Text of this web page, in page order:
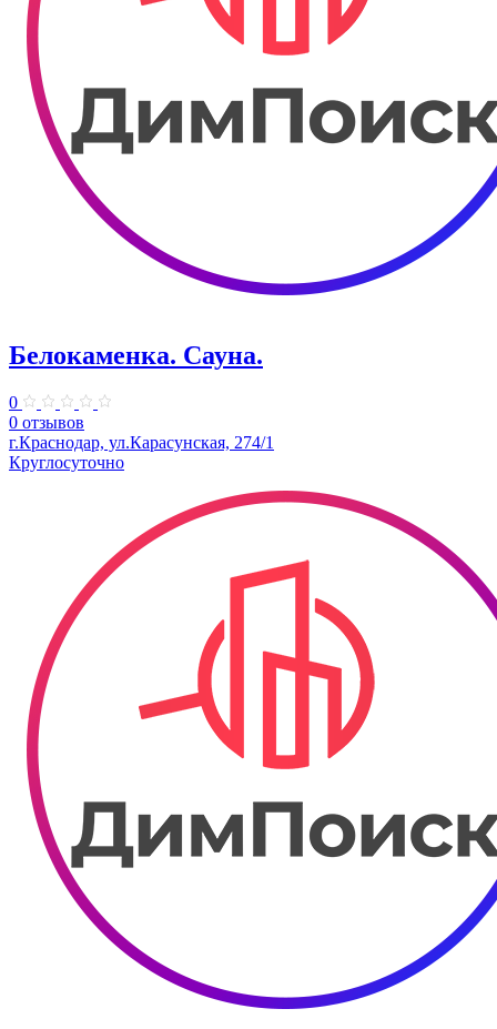
Белокаменка. Сауна.
0
0 отзывов
г.Краснодар, ул.Карасунская, 274/1
Круглосуточно